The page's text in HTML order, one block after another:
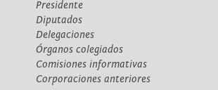
Presidente
Diputados
Delegaciones
Órganos colegiados
Comisiones informativas
Corporaciones anteriores